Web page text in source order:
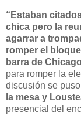
“Estaban
chica pero la
agarrar a
romper el bloque
barra de Chicago
para romper la
discusión se
la mesa y
presencial del